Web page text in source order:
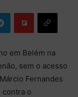
em Belém na
sem o acesso
Fernandes
contra o